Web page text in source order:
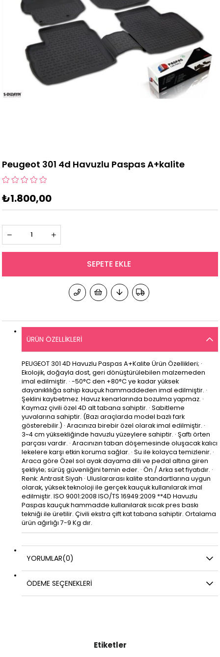
Peugeot 301 4d Havuzlu Paspas A+kalite
₺1.800,00
ÜRÜN ÖZELLIKLERI
PEUGEOT 301 4D Havuzlu Paspas A+Kalite Ürün Özellikleri; ·
Ekolojik, doğayla dost, geri dönüştürülebilen malzemeden
imal edilmiştir. · -50°C den +80°C ye kadar yüksek
dayanıklılığa sahip kauçuk hammaddeden imal edilmiştir. ·
Şeklini kaybetmez. Havuz kenarlarında bozulma yapmaz. ·
Kaymaz çivili özel 4D alt tabana sahiptir. · Sabitleme
yuvalarına sahiptir. (Bazı araçlarda model bazlı fark
gösterebilir.) · Aracınıza birebir özel olarak imal edilmiştir. ·
3~4 cm yüksekliğinde havuzlu yüzeylere sahiptir. · Şaftı örten
parçası vardır. · Aracınızın taban döşemesinde oluşacak kalıcı
lekelere karşı etkin koruma sağlar. · Su ile kolayca temizlenir. ·
Araca göre Özel sol ayak dayama dili ve pedal altına giren
şekliyle; sürüş güvenliğini temin eder. · Ön / Arka set fiyatıdır. ·
Renk: Antrasit Siyah · Uluslararası kalite standartlarına uygun
olarak, yüksek teknoloji ile gerçek kauçuk kullanılarak imal
edilmiştir. ISO 9001:2008 ISO/TS 16949:2009 **4D Havuzlu
Paspas kauçuk hammadde kullanılarak sıcak pres baskı
tekniği ile üretilir. Çivili ekstra çift kat tabana sahiptir. Ortalama
ürün ağırlığı 7-9 Kg dır.
YORUMLAR(0)
ÖDEME SEÇENEKLERI
Etiketler